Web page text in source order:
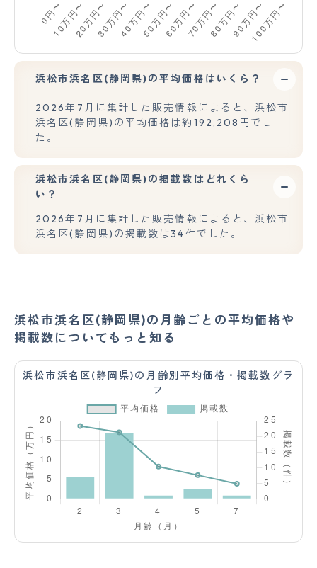
浜松市浜名区(静岡県)の平均価格はいくら？
2026年7月に集計した販売情報によると、浜松市
浜名区(静岡県)の平均価格は約192,208円でし
た。
浜松市浜名区(静岡県)の掲載数はどれくら
い？
2026年7月に集計した販売情報によると、浜松市
浜名区(静岡県)の掲載数は34件でした。
浜松市浜名区(静岡県)の月齢ごとの平均価格や
掲載数についてもっと知る
浜松市浜名区(静岡県)の月齢別平均価格・掲載数グラ
フ